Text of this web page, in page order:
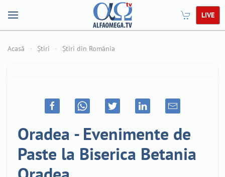
LIVE
Acasă Știri Știri din România
Oradea - Evenimente de
Paste la Biserica Betania